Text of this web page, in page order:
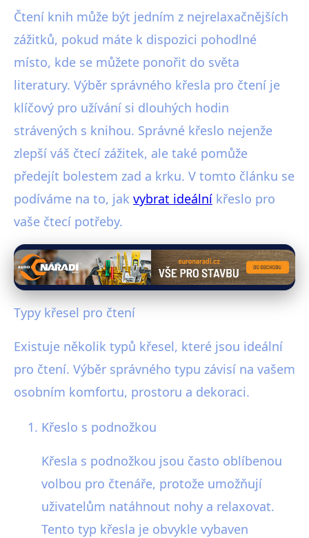
Čtení knih může být jedním z nejrelaxačnějších
zážitků, pokud máte k dispozici pohodlné
místo, kde se můžete ponořit do světa
literatury. Výběr správného křesla pro čtení je
klíčový pro užívání si dlouhých hodin
strávených s knihou. Správné křeslo nejenže
zlepší váš čtecí zážitek, ale také pomůže
předejít bolestem zad a krku. V tomto článku se
podíváme na to, jak vybrat ideální křeslo pro
vaše čtecí potřeby.
Typy křesel pro čtení
Existuje několik typů křesel, které jsou ideální
pro čtení. Výběr správného typu závisí na vašem
osobním komfortu, prostoru a dekoraci.
Křeslo s podnožkou
Křesla s podnožkou jsou často oblíbenou
volbou pro čtenáře, protože umožňují
uživatelům natáhnout nohy a relaxovat.
Tento typ křesla je obvykle vybaven